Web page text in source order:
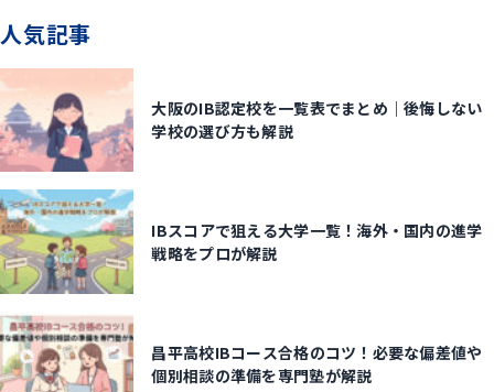
人気記事
大阪のIB認定校を一覧表でまとめ｜後悔しない
学校の選び方も解説
IBスコアで狙える大学一覧！海外・国内の進学
戦略をプロが解説
昌平高校IBコース合格のコツ！必要な偏差値や
個別相談の準備を専門塾が解説